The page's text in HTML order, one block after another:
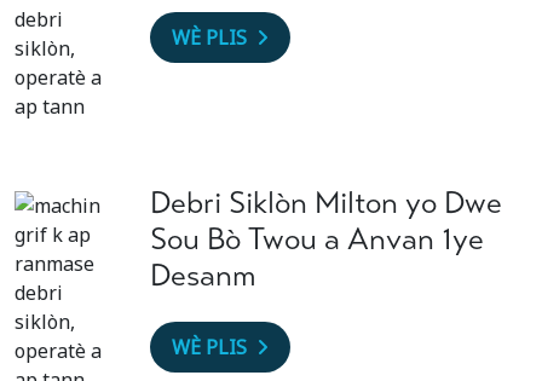
WÈ PLIS
Debri Siklòn Milton yo Dwe
Sou Bò Twou a Anvan 1ye
Desanm
WÈ PLIS